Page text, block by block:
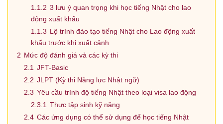
1.1.2 3 lưu ý quan trọng khi học tiếng Nhật cho lao
động xuất khẩu
1.1.3 Lộ trình đào tạo tiếng Nhật cho Lao động xuất
khẩu trước khi xuất cảnh
2 Mức độ đánh giá và các kỳ thi
2.1 JFT-Basic
2.2 JLPT (Kỳ thi Năng lực Nhật ngữ)
2.3 Yêu cầu trình độ tiếng Nhật theo loại visa lao động
2.3.1 Thực tập sinh kỹ năng
2.4 Các ứng dụng có thể sử dụng để học tiếng Nhật